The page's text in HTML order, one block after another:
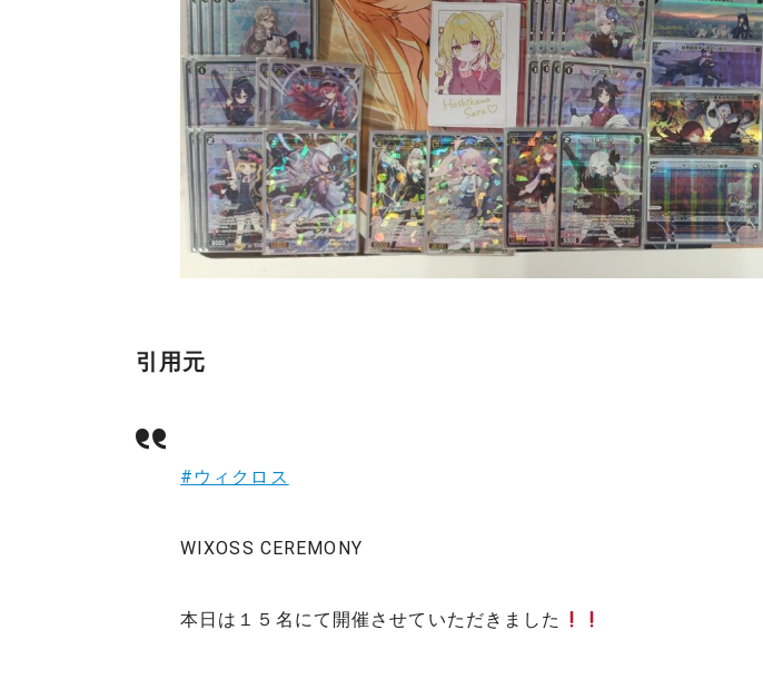
引用元
#ウィクロス
WIXOSS CEREMONY
本日は１５名にて開催させていただきました